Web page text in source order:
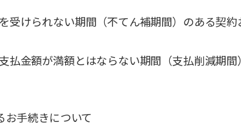
受けられない期間（不てん補期間）のある契
払金額が満額とはならない期間（支払削減期
手続きについて